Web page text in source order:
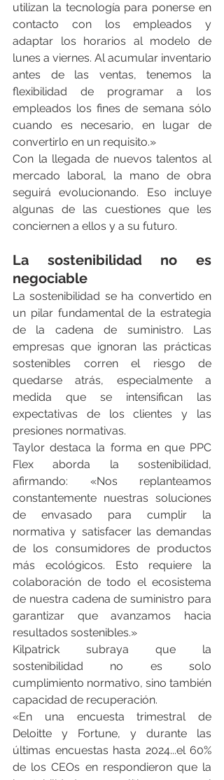
utilizan la tecnología para ponerse en
contacto con los empleados y
adaptar los horarios al modelo de
lunes a viernes. Al acumular inventario
antes de las ventas, tenemos la
flexibilidad de programar a los
empleados los fines de semana sólo
cuando es necesario, en lugar de
convertirlo en un requisito.»
Con la llegada de nuevos talentos al
mercado laboral, la mano de obra
seguirá evolucionando. Eso incluye
algunas de las cuestiones que les
conciernen a ellos y a su futuro.
La sostenibilidad no es
negociable
La sostenibilidad se ha convertido en
un pilar fundamental de la estrategia
de la cadena de suministro. Las
empresas que ignoran las prácticas
sostenibles corren el riesgo de
quedarse atrás, especialmente a
medida que se intensifican las
expectativas de los clientes y las
presiones normativas.
Taylor destaca la forma en que PPC
Flex aborda la sostenibilidad,
afirmando: «Nos replanteamos
constantemente nuestras soluciones
de envasado para cumplir la
normativa y satisfacer las demandas
de los consumidores de productos
más ecológicos. Esto requiere la
colaboración de todo el ecosistema
de nuestra cadena de suministro para
garantizar que avanzamos hacia
resultados sostenibles.»
Kilpatrick subraya que la
sostenibilidad no es solo
cumplimiento normativo, sino también
capacidad de recuperación.
«En una encuesta trimestral de
Deloitte y Fortune, y durante las
últimas encuestas hasta 2024...el 60%
de los CEOs en respondieron que la